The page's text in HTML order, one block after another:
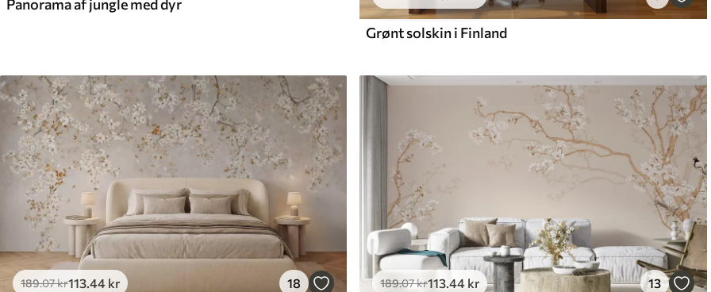
Panorama af jungle med dyr
Grønt solskin i Finland
189.07kr113 .44 kr 18 189.07kr113 .44 kr 13